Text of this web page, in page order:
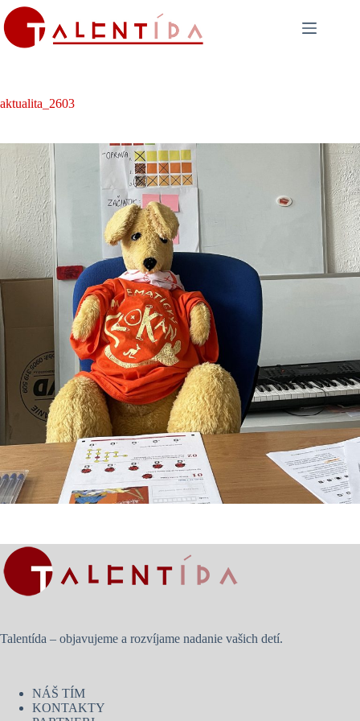
Skip
to
content
aktualita_2603
Talentída – objavujeme a rozvíjame nadanie vašich detí.
NÁŠ TÍM
KONTAKTY